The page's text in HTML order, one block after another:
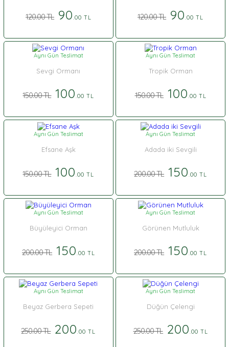
120.00 TL90 .00 TL 120.00 TL 90 .00 TL
Aynı Gün Teslimat
Sevgi Ormanı
150.00 TL100 .00 TL
Aynı Gün Teslimat
Tropik Orman
150.00 TL100 .00 TL
Aynı Gün Teslimat
Efsane Aşk
150.00 TL100 .00 TL
Aynı Gün Teslimat
Adada iki Sevgili
200.00 TL 150 .00 TL
Aynı Gün Teslimat
Büyüleyici Orman
200.00 TL150 .00 TL
Aynı Gün Teslimat
Görünen Mutluluk
200.00 TL 150 .00 TL
Aynı Gün Teslimat
Beyaz Gerbera Sepeti
250.00 TL200 .00 TL
Aynı Gün Teslimat
Düğün Çelengi
250.00 TL200 .00 TL